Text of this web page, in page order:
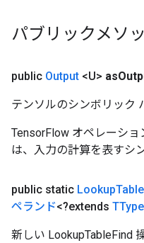
パブリックメソ
public Output <U> as
テンソルのシンボリック
TensorFlow オペレーシ
は、入力の計算を表すシ
public static LookupTable
ペランド<?extends TType
新しい LookupTableFind